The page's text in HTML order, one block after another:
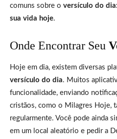
comuns sobre o versículo do
sua vida hoje.
Onde Encontrar Seu
Hoje em dia, existem diversas
versículo do dia. Muitos
funcionalidade, enviando
cristãos, como o Milagres Hoje,
regularmente. Você pode ainda
em um local aleatório e pedir a